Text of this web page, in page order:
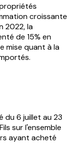
croissante
2022, la
de 15% en
mise quant à la
du 6 juillet au 23
sur l'ensemble
ayant acheté